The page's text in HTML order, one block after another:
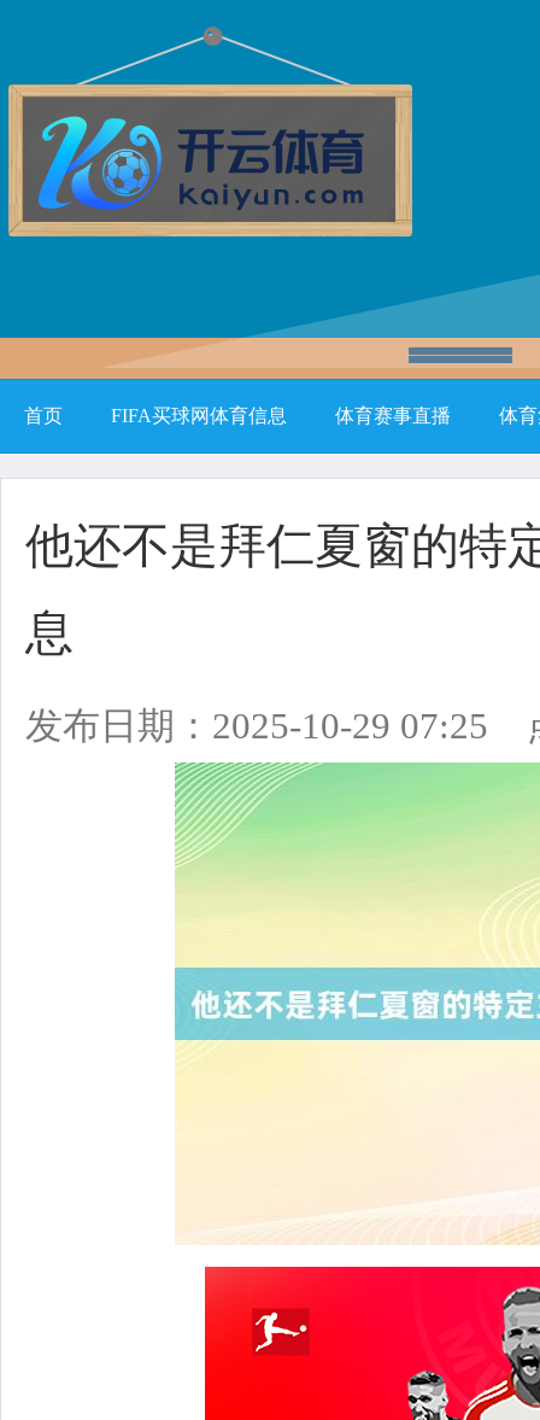
首页 FIFA买球网体育信息 体育赛事直播 体
他还不是拜仁夏窗的特
息
发布日期：2025-10-29 07:25